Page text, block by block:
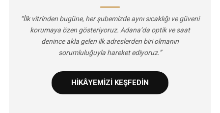
“İlk vitrinden bugüne, her şubemizde aynı sıcaklığı ve güveni
korumaya özen gösteriyoruz. Adana’da optik ve saat
denince akla gelen ilk adreslerden biri olmanın
sorumluluğuyla hareket ediyoruz.”
HİKÂYEMİZİ KEŞFEDİN